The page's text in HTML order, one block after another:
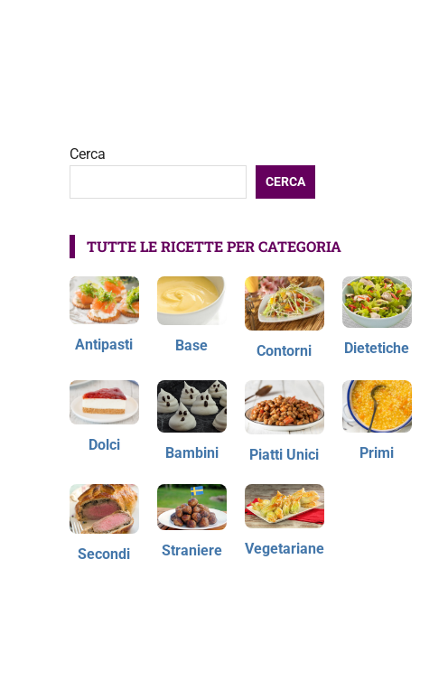
Cerca
CERCA
TUTTE LE RICETTE PER CATEGORIA
Antipasti Base Contorni Dietetiche
Dolci Bambini Piatti Unici Primi
Secondi Straniere Vegetariane